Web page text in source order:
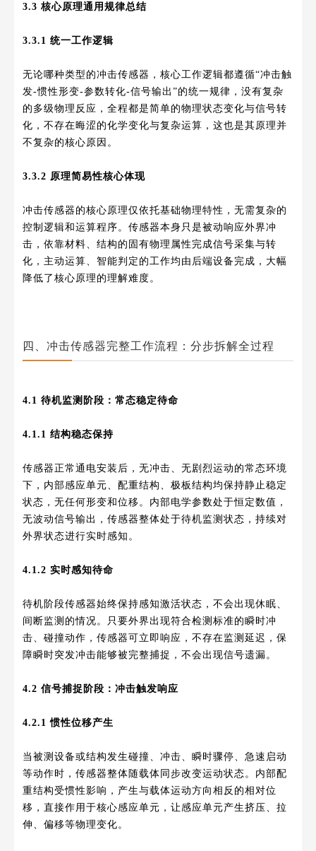
3.3 核心原理通用规律总结
3.3.1 统一工作逻辑
无论哪种类型的冲击传感器，核心工作逻辑都遵循“冲击触
发-惯性形变-参数转化-信号输出”的统一规律，没有复杂
的多级物理反应，全程都是简单的物理状态变化与信号转
化，不存在晦涩的化学变化与复杂运算，这也是其原理并
不复杂的核心原因。
3.3.2 原理简易性核心体现
冲击传感器的核心原理仅依托基础物理特性，无需复杂的
控制逻辑和运算程序。传感器本身只是被动响应外界冲
击，依靠材料、结构的固有物理属性完成信号采集与转
化，主动运算、智能判定的工作均由后端设备完成，大幅
降低了核心原理的理解难度。
四、冲击传感器完整工作流程：分步拆解全过程
4.1 待机监测阶段：常态稳定待命
4.1.1 结构稳态保持
传感器正常通电安装后，无冲击、无剧烈运动的常态环境
下，内部感应单元、配重结构、极板结构均保持静止稳定
状态，无任何形变和位移。内部电学参数处于恒定数值，
无波动信号输出，传感器整体处于待机监测状态，持续对
外界状态进行实时感知。
4.1.2 实时感知待命
待机阶段传感器始终保持感知激活状态，不会出现休眠、
间断监测的情况。只要外界出现符合检测标准的瞬时冲
击、碰撞动作，传感器可立即响应，不存在监测延迟，保
障瞬时突发冲击能够被完整捕捉，不会出现信号遗漏。
4.2 信号捕捉阶段：冲击触发响应
4.2.1 惯性位移产生
当被测设备或结构发生碰撞、冲击、瞬时骤停、急速启动
等动作时，传感器整体随载体同步改变运动状态。内部配
重结构受惯性影响，产生与载体运动方向相反的相对位
移，直接作用于核心感应单元，让感应单元产生挤压、拉
伸、偏移等物理变化。